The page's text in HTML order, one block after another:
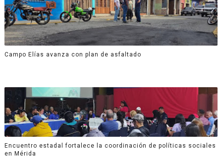
Campo Elías avanza con plan de asfaltado
Encuentro estadal fortalece la coordinación de políticas sociales
en Mérida